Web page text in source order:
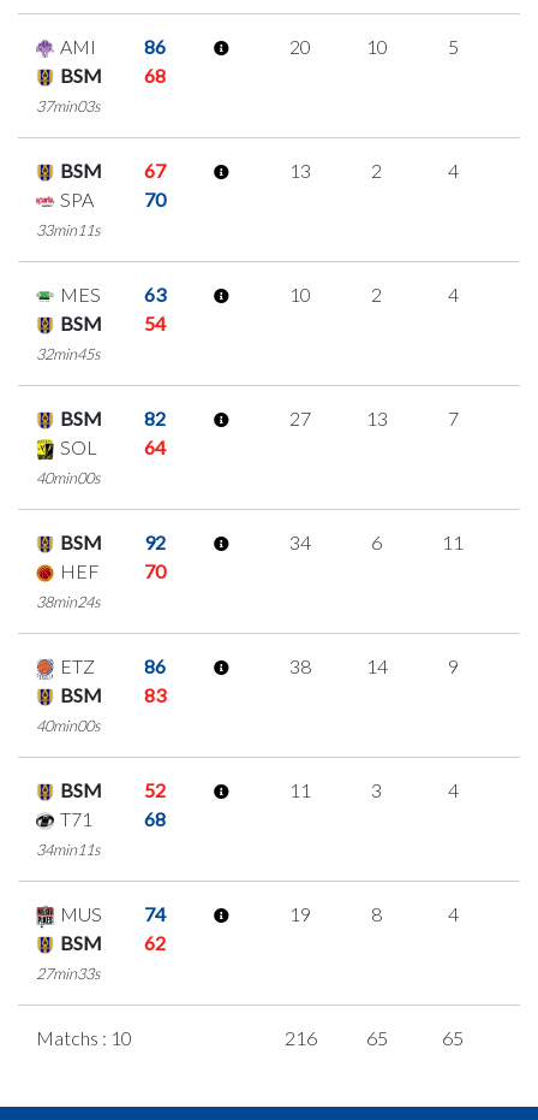
AMI
86
BSM
68
37min03s
20 10 5
BSM
67
SPA
70
33min11s
13 2 4
MES
63
BSM
54
32min45s
10 2 4
BSM
82
SOL
64
40min00s
27 13 7
BSM
92
HEF
70
38min24s
34 6 11
ETZ
86
BSM
83
40min00s
38 14 9
BSM
52
T71
68
34min11s
11 3 4
MUS
74
BSM
62
27min33s
19 8 4
Matchs : 10 216 65 65